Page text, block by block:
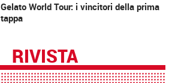
Gelato World Tour: i vincitori della prima
tappa
RIVISTA